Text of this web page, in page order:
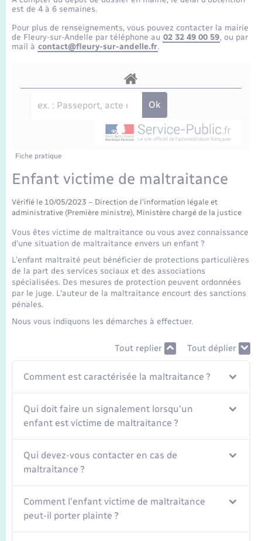
Etat-civil - Papiers - Citoyenneté
Mariage – PACS
Recensement
Loisirs
Organisation d’événement
Sécurité - Prévention
Seniors
Transports
Transports scolaires
Travaux - Autorisation d’occupation de l’espace
public
Compétences
Présentation de la commune
La Communauté de communes
est de 4 à 6 semaines.
Pour plus de renseignements, vous pouvez contacter la mairie
de Fleury-sur-Andelle par téléphone au 02 32 49 00 59, ou par
mail à contact@fleury-sur-andelle.fr.
Fiche pratique
Enfant victime de maltraitance
Vérifié le 10/05/2023 – Direction de l'information légale et
administrative (Première ministre), Ministère chargé de la justice
Vous êtes victime de maltraitance ou vous avez connaissance
d'une situation de maltraitance envers un enfant ?
L'enfant maltraité peut bénéficier de protections particulières
de la part des services sociaux et des associations
spécialisées. Des mesures de protection peuvent ordonnées
par le juge. L'auteur de la maltraitance encourt des sanctions
pénales.
Nous vous indiquons les démarches à effectuer.
Tout replier Tout déplier
Comment est caractérisée la maltraitance ?
Qui doit faire un signalement lorsqu'un
enfant est victime de maltraitance ?
Qui devez-vous contacter en cas de
maltraitance ?
Comment l'enfant victime de maltraitance
peut-il porter plainte ?